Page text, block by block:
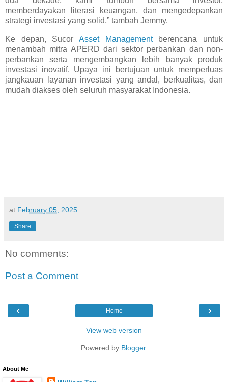
memberdayakan literasi keuangan, dan mengedepankan
strategi investasi yang solid,” tambah Jemmy.
Ke depan, Sucor Asset Managementberencana untuk
menambah mitra APERD dari sektor perbankan dan non-
perbankan serta mengembangkan lebih banyak produk
investasi inovatif. Upaya ini bertujuan untuk memperluas
jangkauan layanan investasi yang andal, berkualitas, dan
mudah diakses oleh seluruh masyarakat Indonesia.
at February 05, 2025
Share
No comments:
Post a Comment
‹ ›
Home
View web version
Powered by Blogger.
About Me